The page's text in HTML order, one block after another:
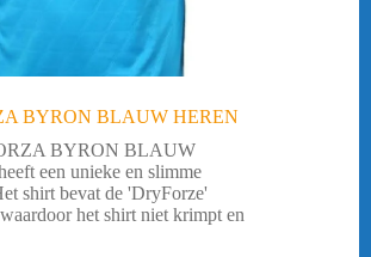
BYRON BLAUW HEREN
BYRON BLAUW
een unieke en slimme
shirt bevat de 'DryForze'
het shirt niet krimpt en